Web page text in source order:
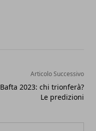
Articolo Successivo
Bafta 2023: chi trionferà?
Le predizioni